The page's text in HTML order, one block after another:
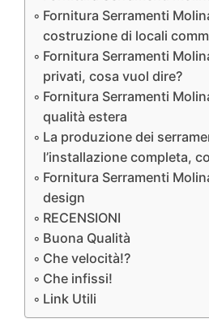
Fornitura Serramenti
costruzione di locali
Fornitura Serramenti
privati, cosa vuol dire?
Fornitura Serramenti
qualità estera
La produzione dei
l’installazione completa,
Fornitura Serramenti
design
RECENSIONI
Buona Qualità
Che velocità!?
Che infissi!
Link Utili